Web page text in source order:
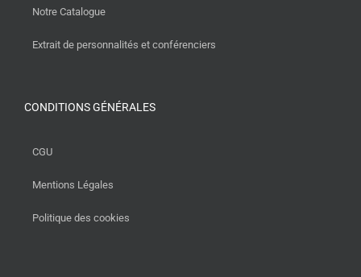
Notre Catalogue
Extrait de personnalités et conférenciers
CONDITIONS GÉNÉRALES
CGU
Mentions Légales
Politique des cookies